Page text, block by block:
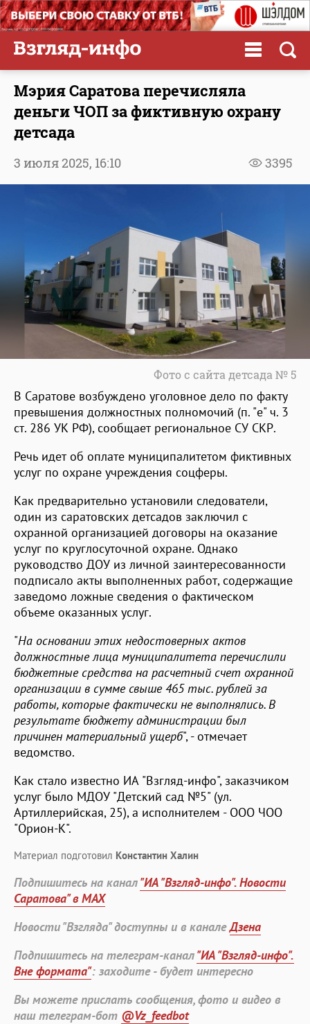
Мэрия Саратова перечисляла
деньги ЧОП за фиктивную охрану
детсада
3395
3 июля 2025, 16:10
Фото с сайта детсада № 5
В Саратове возбуждено уголовное дело по факту
превышения должностных полномочий (п. "е" ч. 3
ст. 286 УК РФ), сообщает региональное СУ СКР.
Речь идет об оплате муниципалитетом фиктивных
услуг по охране учреждения соцферы.
Как предварительно установили следователи,
один из саратовских детсадов заключил с
охранной организацией договоры на оказание
услуг по круглосуточной охране. Однако
руководство ДОУ из личной заинтересованности
подписало акты выполненных работ, содержащие
заведомо ложные сведения о фактическом
объеме оказанных услуг.
"На основании этих недостоверных актов
должностные лица муниципалитета перечислили
бюджетные средства на расчетный счет охранной
организации в сумме свыше 465 тыс. рублей за
работы, которые фактически не выполнялись. В
результате бюджету администрации был
причинен материальный ущерб", - отмечает
ведомство.
Как стало известно ИА "Взгляд-инфо", заказчиком
услуг было МДОУ "Детский сад №5" (ул.
Артиллерийская, 25), а исполнителем - ООО ЧОО
"Орион-К".
Материал подготовил Константин Халин
Подпишитесь на канал"ИА "Взгляд-инфо". Новости
Саратова" в MAX
Новости "Взгляда" доступны и в каналеДзена
Подпишитесь на телеграм-канал"ИА "Взгляд-инфо".
Вне формата": заходите - будет интересно
Вы можете прислать сообщения, фото и видео в
наш телеграм-бот @Vz_feedbot